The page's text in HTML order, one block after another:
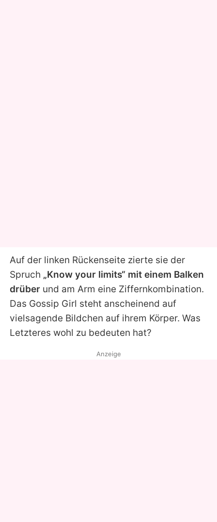
Auf der linken Rückenseite zierte sie der
Spruch „Know your limits“ mit einem Balken
drüber und am Arm eine Ziffernkombination.
Das Gossip Girl steht anscheinend auf
vielsagende Bildchen auf ihrem Körper. Was
Letzteres wohl zu bedeuten hat?
Anzeige